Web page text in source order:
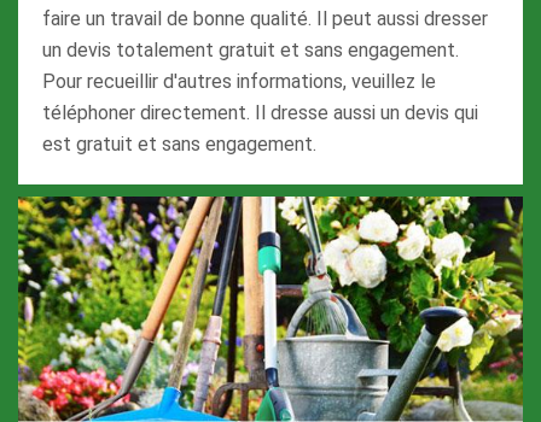
faire un travail de bonne qualité. Il peut aussi dresser
un devis totalement gratuit et sans engagement.
Pour recueillir d'autres informations, veuillez le
téléphoner directement. Il dresse aussi un devis qui
est gratuit et sans engagement.